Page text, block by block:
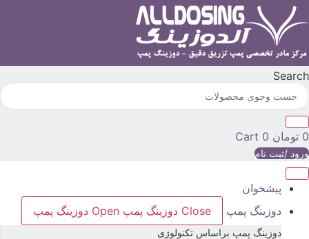
پرش
به
Search
0 تومان 0
Cart
ورود /ثبت نام
پیشخوان
دوزینگ پمپ
Close دوزینگ پمپ Open دوزینگ پمپ
دوزینگ پمپ براساس تکنولوژی